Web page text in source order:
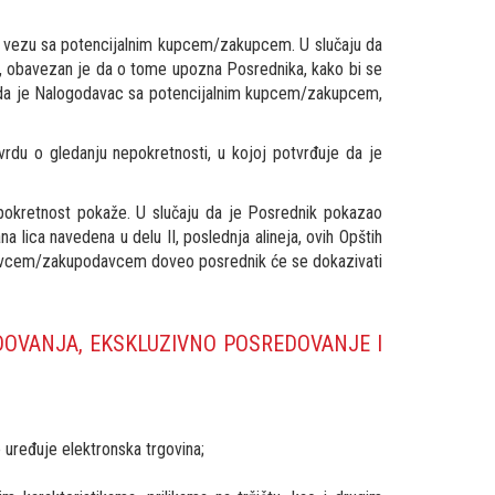
sa potencijalnim kupcem/zakupcem. U slučaju da
je da o tome upozna Posrednika, kako bi se
je Nalogodavac sa potencijalnim kupcem/zakupcem,
o gledanju nepokretnosti, u kojoj potvrđuje da je
pokaže. U slučaju da je Posrednik pokazao
navedena u delu II, poslednja alineja, ovih Opštih
zakupodavcem doveo posrednik će se dokazivati
EKSKLUZIVNO POSREDOVANJE I
elektronska trgovina;